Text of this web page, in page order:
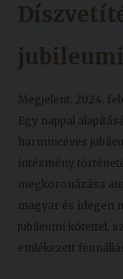
Megjelent: 2024.
Egy nappal
harmincéves
intézmény
megkoronázása
magyar és idegen
jubileumi kötettel,
emlékezett